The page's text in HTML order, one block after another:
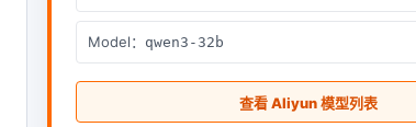
Model： qwen3-32b
查看 Aliyun 模型列表